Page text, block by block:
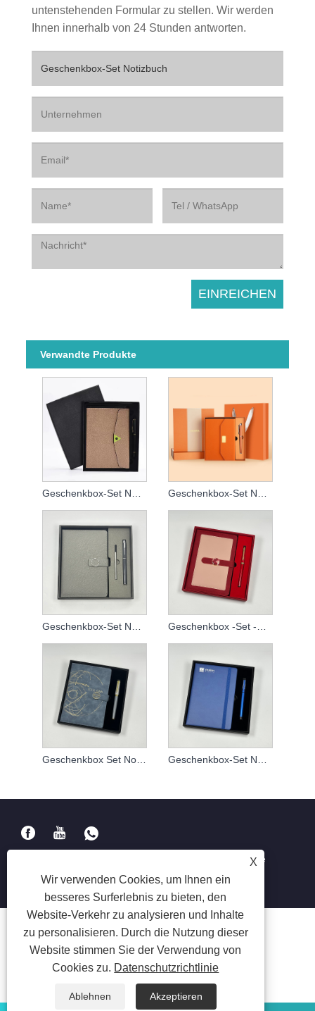
untenstehenden Formular zu stellen. Wir werden
Ihnen innerhalb von 24 Stunden antworten.
Verwandte Produkte
X
Wir verwenden Cookies, um Ihnen ein
besseres Surferlebnis zu bieten, den
Website-Verkehr zu analysieren und Inhalte
zu personalisieren. Durch die Nutzung dieser
Website stimmen Sie der Verwendung von
Cookies zu. Datenschutzrichtlinie
Ablehnen Akzeptieren
Copyright © 2023 Suzhou Aiyide Stationery Co., Ltd. Alle
Rechte vorbehalten.